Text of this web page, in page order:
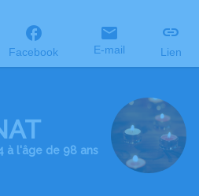
Facebook E-mail Lien
à l'âge de 98 ans